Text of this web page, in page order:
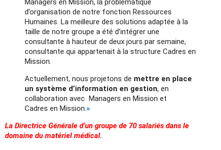
Managers en Mission, la problématique
d’organisation de notre fonction Ressources
Humaines. La meilleure des solutions adaptée à la
taille de notre groupe a été d’intégrer une
consultante à hauteur de deux jours par semaine,
consultante qui appartenait à la structure Cadres en
Mission.
Actuellement, nous projetons de mettre en place
un système d’information en gestion, en
collaboration avec Managers en Mission et
Cadres en Mission.»
La Directrice Générale d’un groupe de 70 salariés dans le
domaine du matériel médical.